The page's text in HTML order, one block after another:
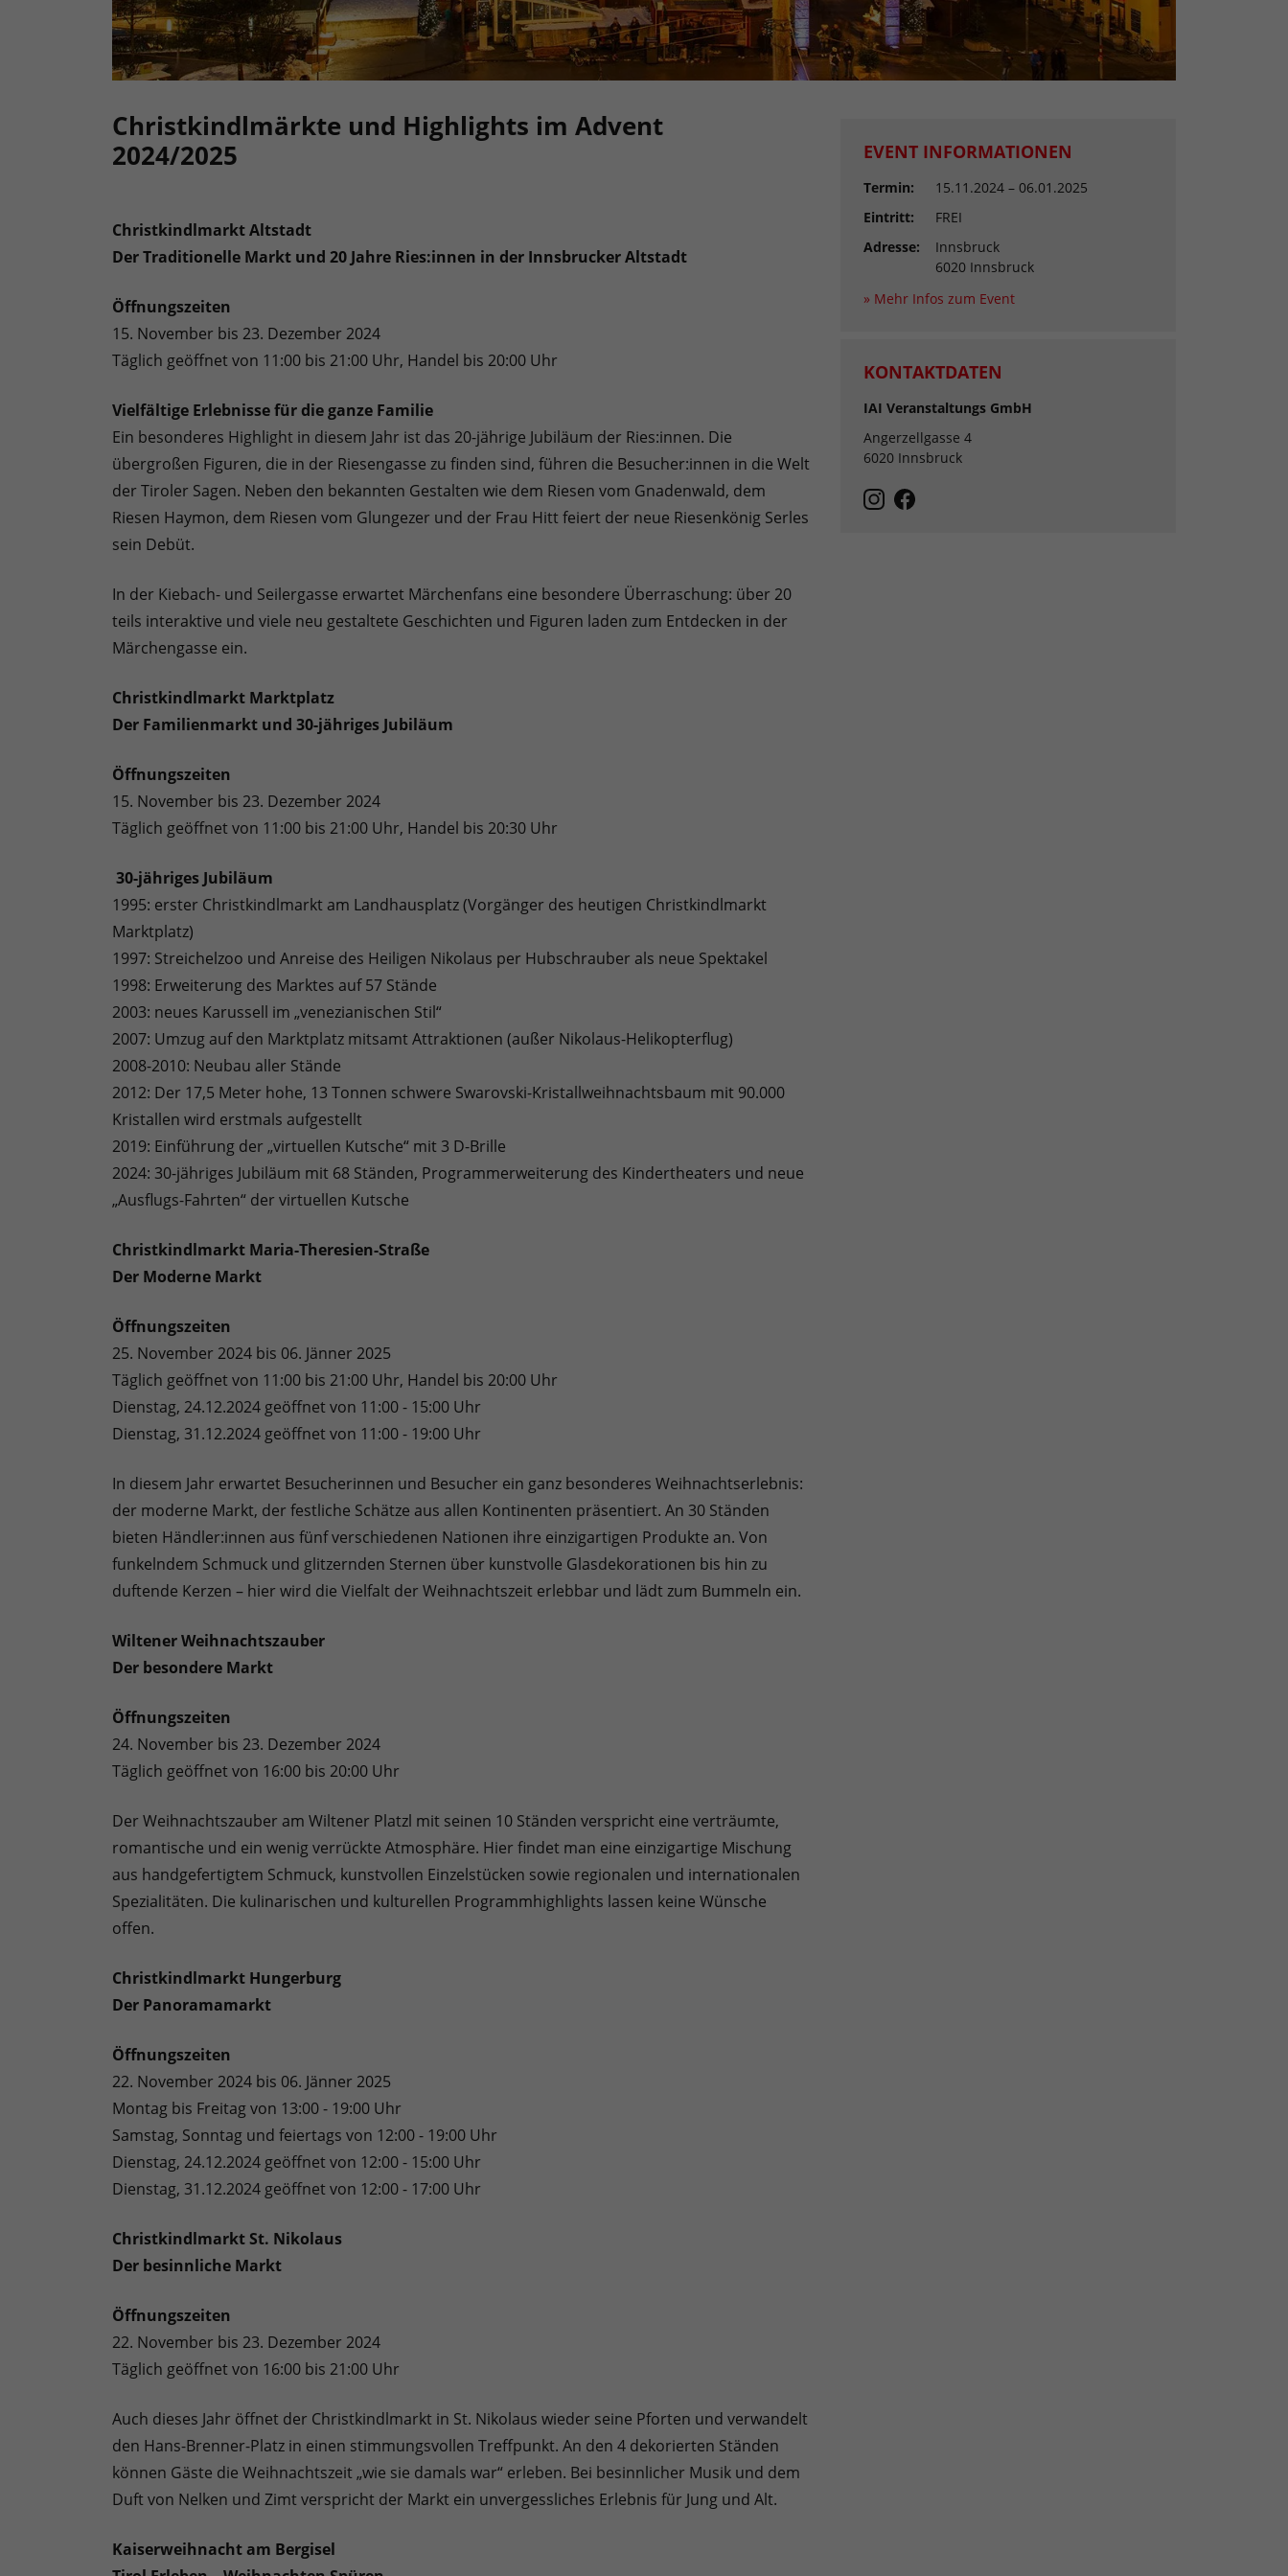
Christkindlmärkte und Highlights im Advent
2024/2025
Christkindlmarkt Altstadt
Der Traditionelle Markt und 20 Jahre Ries:innen in der Innsbrucker Altstadt
Öffnungszeiten
15. November bis 23. Dezember 2024
Täglich geöffnet von 11:00 bis 21:00 Uhr, Handel bis 20:00 Uhr
Vielfältige Erlebnisse für die ganze Familie
Ein besonderes Highlight in diesem Jahr ist das 20-jährige Jubiläum der Ries:innen. Die
übergroßen Figuren, die in der Riesengasse zu finden sind, führen die Besucher:innen in die Welt
der Tiroler Sagen. Neben den bekannten Gestalten wie dem Riesen vom Gnadenwald, dem
Riesen Haymon, dem Riesen vom Glungezer und der Frau Hitt feiert der neue Riesenkönig Serles
sein Debüt.
In der Kiebach- und Seilergasse erwartet Märchenfans eine besondere Überraschung: über 20
teils interaktive und viele neu gestaltete Geschichten und Figuren laden zum Entdecken in der
Märchengasse ein.
Christkindlmarkt Marktplatz
Der Familienmarkt und 30-jähriges Jubiläum
Öffnungszeiten
15. November bis 23. Dezember 2024
Täglich geöffnet von 11:00 bis 21:00 Uhr, Handel bis 20:30 Uhr
30-jähriges Jubiläum
1995: erster Christkindlmarkt am Landhausplatz (Vorgänger des heutigen Christkindlmarkt
Marktplatz)
1997: Streichelzoo und Anreise des Heiligen Nikolaus per Hubschrauber als neue Spektakel
1998: Erweiterung des Marktes auf 57 Stände
2003: neues Karussell im „venezianischen Stil“
2007: Umzug auf den Marktplatz mitsamt Attraktionen (außer Nikolaus-Helikopterflug)
2008-2010: Neubau aller Stände
2012: Der 17,5 Meter hohe, 13 Tonnen schwere Swarovski-Kristallweihnachtsbaum mit 90.000
Kristallen wird erstmals aufgestellt
2019: Einführung der „virtuellen Kutsche“ mit 3 D-Brille
2024: 30-jähriges Jubiläum mit 68 Ständen, Programmerweiterung des Kindertheaters und neue
„Ausflugs-Fahrten“ der virtuellen Kutsche
Christkindlmarkt Maria-Theresien-Straße
Der Moderne Markt
Öffnungszeiten
25. November 2024 bis 06. Jänner 2025
Täglich geöffnet von 11:00 bis 21:00 Uhr, Handel bis 20:00 Uhr
Dienstag, 24.12.2024 geöffnet von 11:00 - 15:00 Uhr
Dienstag, 31.12.2024 geöffnet von 11:00 - 19:00 Uhr
In diesem Jahr erwartet Besucherinnen und Besucher ein ganz besonderes Weihnachtserlebnis:
der moderne Markt, der festliche Schätze aus allen Kontinenten präsentiert. An 30 Ständen
bieten Händler:innen aus fünf verschiedenen Nationen ihre einzigartigen Produkte an. Von
funkelndem Schmuck und glitzernden Sternen über kunstvolle Glasdekorationen bis hin zu
duftende Kerzen – hier wird die Vielfalt der Weihnachtszeit erlebbar und lädt zum Bummeln ein.
Wiltener Weihnachtszauber
Der besondere Markt
Öffnungszeiten
24. November bis 23. Dezember 2024
Täglich geöffnet von 16:00 bis 20:00 Uhr
Der Weihnachtszauber am Wiltener Platzl mit seinen 10 Ständen verspricht eine verträumte,
romantische und ein wenig verrückte Atmosphäre. Hier findet man eine einzigartige Mischung
aus handgefertigtem Schmuck, kunstvollen Einzelstücken sowie regionalen und internationalen
Spezialitäten. Die kulinarischen und kulturellen Programmhighlights lassen keine Wünsche
offen.
Christkindlmarkt Hungerburg
Der Panoramamarkt
Öffnungszeiten
22. November 2024 bis 06. Jänner 2025
Montag bis Freitag von 13:00 - 19:00 Uhr
Samstag, Sonntag und feiertags von 12:00 - 19:00 Uhr
Dienstag, 24.12.2024 geöffnet von 12:00 - 15:00 Uhr
Dienstag, 31.12.2024 geöffnet von 12:00 - 17:00 Uhr
Christkindlmarkt St. Nikolaus
Der besinnliche Markt
Öffnungszeiten
22. November bis 23. Dezember 2024
Täglich geöffnet von 16:00 bis 21:00 Uhr
Auch dieses Jahr öffnet der Christkindlmarkt in St. Nikolaus wieder seine Pforten und verwandelt
den Hans-Brenner-Platz in einen stimmungsvollen Treffpunkt. An den 4 dekorierten Ständen
können Gäste die Weihnachtszeit „wie sie damals war“ erleben. Bei besinnlicher Musik und dem
Duft von Nelken und Zimt verspricht der Markt ein unvergessliches Erlebnis für Jung und Alt.
Kaiserweihnacht am Bergisel
EVENT INFORMATIONEN
Termin:
15.11.2024 – 06.01.2025
Eintritt:
FREI
Adresse:
Innsbruck
6020 Innsbruck
» Mehr Infos zum Event
KONTAKTDATEN
IAI Veranstaltungs GmbH
Angerzellgasse 4
6020 Innsbruck